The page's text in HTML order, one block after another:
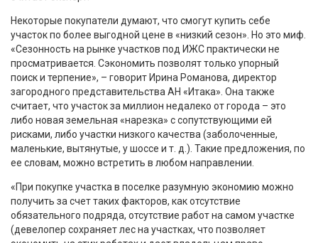
Некоторые покупатели думают, что смогут купить себе
участок по более выгодной цене в «низкий сезон». Но это миф.
«Сезонность на рынке участков под ИЖС практически не
просматривается. Сэкономить позволят только упорный
поиск и терпение», – говорит Ирина Романова, директор
загородного представительства АН «Итака». Она также
считает, что участок за миллион недалеко от города – это
либо новая земельная «нарезка» с сопутствующими ей
рисками, либо участки низкого качества (заболоченные,
маленькие, вытянутые, у шоссе и т. д.). Такие предложения, по
ее словам, можно встретить в любом направлении.
«При покупке участка в поселке разумную экономию можно
получить за счет таких факторов, как отсутствие
обязательного подряда, отсутствие работ на самом участке
(девелопер сохраняет лес на участках, что позволяет